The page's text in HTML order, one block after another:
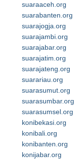
suaraaceh.org
suarabanten.org
suarajogja.org
suarajambi.org
suarajabar.org
suarajatim.org
suarajateng.org
suarariau.org
suarasumut.org
suarasumbar.org
suarasumsel.org
konibekasi.org
konibali.org
konibanten.org
konijabar.org